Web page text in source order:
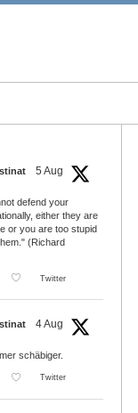
5 Aug
defend your
either they are
or you are too stupid
(Richard
Twitter
4 Aug
schäbiger.
Twitter